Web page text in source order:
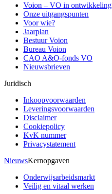
Voion – VO in ontwikkeling
Onze uitgangspunten
Voor wie?
Jaarplan
Bestuur Voion
Bureau Voion
CAO A&O-fonds VO
Nieuwsbrieven
Juridisch
Inkoopvoorwaarden
Leveringsvoorwaarden
Disclaimer
Cookiepolicy
KvK nummer
Privacystatement
NieuwsKernopgaven
Onderwijsarbeidsmarkt
Veilig en vitaal werken